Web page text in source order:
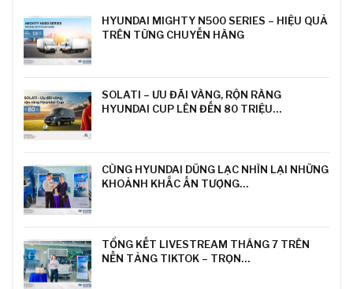
HYUNDAI MIGHTY N500 SERIES – HIỆU QUẢ
TRÊN TỪNG CHUYẾN HÀNG
SOLATI – ƯU ĐÃI VÀNG, RỘN RÀNG
HYUNDAI CUP LÊN ĐẾN 80 TRIỆU…
CÙNG HYUNDAI DŨNG LẠC NHÌN LẠI NHỮNG
KHOẢNH KHẮC ẤN TƯỢNG…
TỔNG KẾT LIVESTREAM THÁNG 7 TRÊN
NỀN TẢNG TIKTOK – TRỌN…